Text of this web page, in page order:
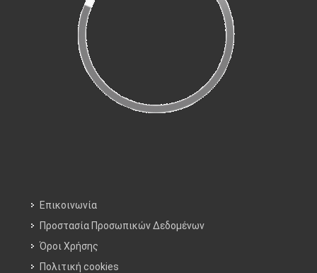
Επικοινωνία
Προστασία Προσωπικών Δεδομένων
Όροι Χρήσης
Πολιτική cookies